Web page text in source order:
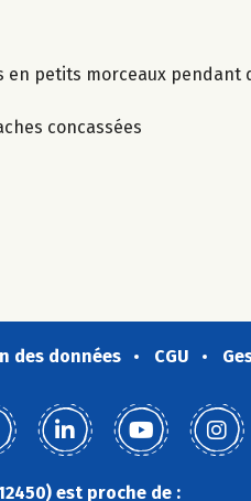
petits morceaux pendant
concassées
des données CGU
est proche de :